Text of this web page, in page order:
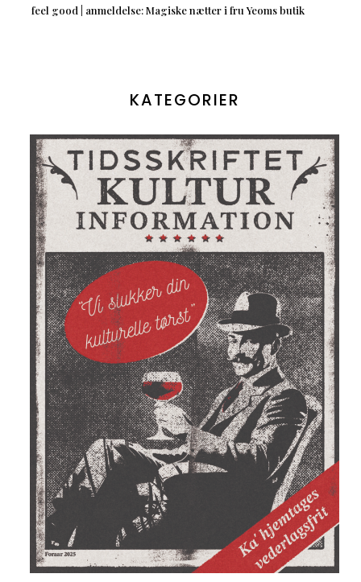
feel good | anmeldelse: Magiske nætter i fru Yeoms butik
KATEGORIER